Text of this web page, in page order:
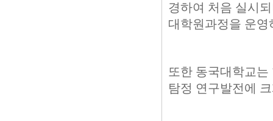
경하여 처음 실시
대학원과정을 운영
또한 동국대학교
탐정 연구발전에